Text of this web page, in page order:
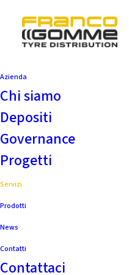
Azienda
Chi siamo
Depositi
Governance
Progetti
Servizi
Prodotti
News
Contatti
Contattaci